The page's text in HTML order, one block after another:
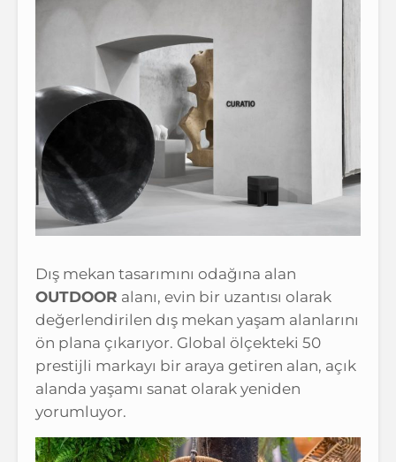
Dış mekan tasarımını odağına alan
OUTDOOR alanı, evin bir uzantısı olarak
değerlendirilen dış mekan yaşam alanlarını
ön plana çıkarıyor. Global ölçekteki 50
prestijli markayı bir araya getiren alan, açık
alanda yaşamı sanat olarak yeniden
yorumluyor.